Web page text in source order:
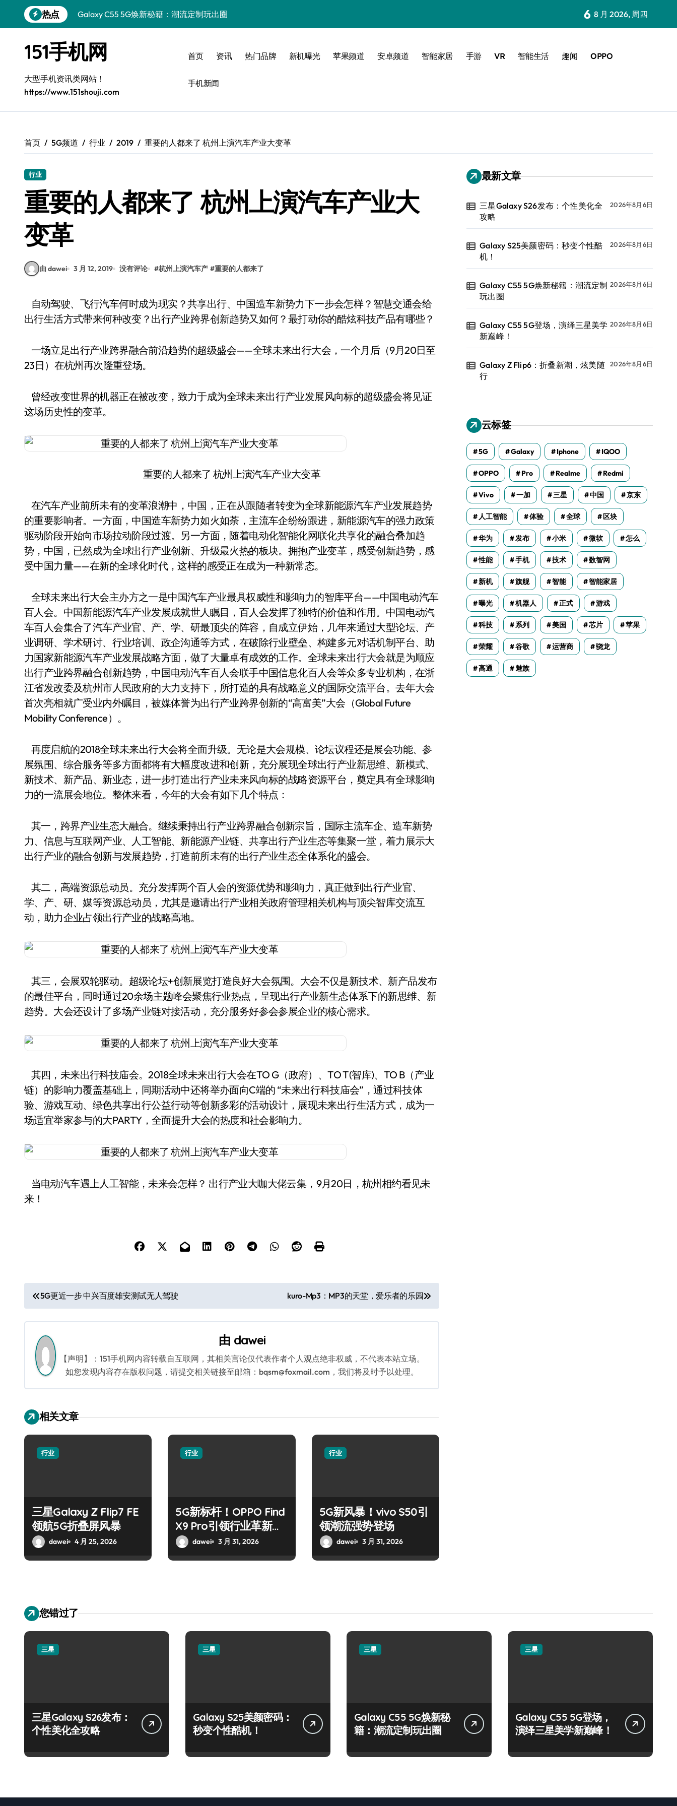
到
热点
Galaxy C55 5G焕新秘籍：潮流定制玩出圈
Galaxy Z Flip6：折叠新潮，炫美随行
Z Fold6折叠屏美学家，解锁高阶玩法
Galaxy Z Fold6：折叠新风尚，美学新篇章
Galaxy S25+潮酷登场，定制你的美学之选
A56 5G潮美新定义：个性美学一键解锁
6 8 月 2026, 周四
151手机网
大型手机资讯类网站！
https://www.151shouji.com
首页 资讯 热门品牌 新机曝光 苹果频道 安卓频道 智能家居 手游 VR 智能生活 趣闻 OPPO
手机新闻
首页 5G频道 行业 2019 重要的人都来了 杭州上演汽车产业大变革
行业
重要的人都来了 杭州上演汽车产业大
变革
由 dawei 3 月 12, 2019 没有评论 #杭州上演汽车产 #重要的人都来了
自动驾驶、飞行汽车何时成为现实？共享出行、中国造车新势力下一步会怎样？智慧交通会给
出行生活方式带来何种改变？出行产业跨界创新趋势又如何？最打动你的酷炫科技产品有哪些？
一场立足出行产业跨界融合前沿趋势的超级盛会——全球未来出行大会，一个月后（9月20日至
23日）在杭州再次隆重登场。
曾经改变世界的机器正在被改变，致力于成为全球未来出行产业发展风向标的超级盛会将见证
这场历史性的变革。
重要的人都来了 杭州上演汽车产业大变革
在汽车产业前所未有的变革浪潮中，中国，正在从跟随者转变为全球新能源汽车产业发展趋势
的重要影响者。一方面，中国造车新势力如火如荼，主流车企纷纷跟进，新能源汽车的强力政策
驱动阶段开始向市场拉动阶段过渡。另一方面，随着电动化智能化网联化共享化的融合叠加趋
势，中国，已然成为全球出行产业创新、升级最火热的板块。拥抱产业变革，感受创新趋势，感
受中国力量——在新的全球化时代，这样的感受正在成为一种新常态。
全球未来出行大会主办方之一是中国汽车产业最具权威性和影响力的智库平台——中国电动汽车
百人会。中国新能源汽车产业发展成就世人瞩目，百人会发挥了独特的价值和作用。中国电动汽
车百人会集合了汽车产业官、产、学、研最顶尖的阵容，自成立伊始，几年来通过大型论坛、产
业调研、学术研讨、行业培训、政企沟通等方式，在破除行业壁垒、构建多元对话机制平台、助
力国家新能源汽车产业发展战略方面，做了大量卓有成效的工作。全球未来出行大会就是为顺应
出行产业跨界融合创新趋势，中国电动汽车百人会联手中国信息化百人会等众多专业机构，在浙
江省发改委及杭州市人民政府的大力支持下，所打造的具有战略意义的国际交流平台。去年大会
首次亮相就广受业内外瞩目，被媒体誉为出行产业跨界创新的“高富美”大会（Global Future
Mobility Conference）。
再度启航的2018全球未来出行大会将全面升级。无论是大会规模、论坛议程还是展会功能、参
展氛围、综合服务等多方面都将有大幅度改进和创新，充分展现全球出行产业新思维、新模式、
新技术、新产品、新业态，进一步打造出行产业未来风向标的战略资源平台，奠定具有全球影响
力的一流展会地位。整体来看，今年的大会有如下几个特点：
其一，跨界产业生态大融合。继续秉持出行产业跨界融合创新宗旨，国际主流车企、造车新势
力、信息与互联网产业、人工智能、新能源产业链、共享出行产业生态等集聚一堂，着力展示大
出行产业的融合创新与发展趋势，打造前所未有的出行产业生态全体系化的盛会。
其二，高端资源总动员。充分发挥两个百人会的资源优势和影响力，真正做到出行产业官、
学、产、研、媒等资源总动员，尤其是邀请出行产业相关政府管理相关机构与顶尖智库交流互
动，助力企业占领出行产业的战略高地。
其三，会展双轮驱动。超级论坛+创新展览打造良好大会氛围。大会不仅是新技术、新产品发布
的最佳平台，同时通过20余场主题峰会聚焦行业热点，呈现出行产业新生态体系下的新思维、新
趋势。大会还设计了多场产业链对接活动，充分服务好参会参展企业的核心需求。
其四，未来出行科技庙会。2018全球未来出行大会在TO G（政府）、TO T(智库)、TO B（产业
链）的影响力覆盖基础上，同期活动中还将举办面向C端的 “未来出行科技庙会”，通过科技体
验、游戏互动、绿色共享出行公益行动等创新多彩的活动设计，展现未来出行生活方式，成为一
场适宜举家参与的大PARTY，全面提升大会的热度和社会影响力。
当电动汽车遇上人工智能，未来会怎样？ 出行产业大咖大佬云集，9月20日，杭州相约看见未
来！
文
章
导
航
5G更近一步 中兴百度雄安测试无人驾驶 kuro-Mp3：MP3的天堂，爱乐者的乐园
由 dawei
【声明】：151手机网内容转载自互联网，其相关言论仅代表作者个人观点绝非权威，不代表本站立场。
如您发现内容存在版权问题，请提交相关链接至邮箱：bqsm@foxmail.com，我们将及时予以处理。
相关文章
行业
三星Galaxy Z Flip7 FE
领航5G折叠屏风暴
dawei 4 月 25, 2026
行业
5G新标杆！OPPO Find
X9 Pro引领行业革新风
潮
dawei 3 月 31, 2026
行业
5G新风暴！vivo S50引
领潮流强势登场
dawei 3 月 31, 2026
最新文章
三星Galaxy S26发布：个性美化全
攻略
2026年8月6日
Galaxy S25美颜密码：秒变个性酷
机！
2026年8月6日
Galaxy C55 5G焕新秘籍：潮流定制
玩出圈
2026年8月6日
Galaxy C55 5G登场，演绎三星美学
新巅峰！
2026年8月6日
Galaxy Z Flip6：折叠新潮，炫美随
行
2026年8月6日
云标签
5G Galaxy Iphone IQOO
OPPO Pro Realme Redmi
Vivo 一加 三星 中国 京东
人工智能 体验 全球 区块
华为 发布 小米 微软 怎么
性能 手机 技术 数智网
新机 旗舰 智能 智能家居
曝光 机器人 正式 游戏
科技 系列 美国 芯片 苹果
荣耀 谷歌 运营商 骁龙
高通 魅族
您错过了
三星
三星Galaxy S26发布：
个性美化全攻略
三星
Galaxy S25美颜密码：
秒变个性酷机！
三星
Galaxy C55 5G焕新秘
籍：潮流定制玩出圈
三星
Galaxy C55 5G登场，
演绎三星美学新巅峰！